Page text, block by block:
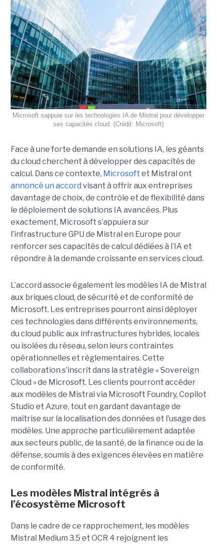
Microsoft sappuie sur les technologies IA de Mistral pour développer
ses capacités cloud. (Crédit: Microsoft)
Face à une forte demande en solutions IA, les géants
du cloud cherchent à développer des capacités de
calcul. Dans ce contexte, Microsoft et Mistral ont
annoncé un accord visant à offrir aux entreprises
davantage de choix, de contrôle et de flexibilité dans
le déploiement de solutions IA avancées. Plus
exactement, Microsoft s’appuiera sur
l’infrastructure GPU de Mistral en Europe pour
renforcer ses capacités de calcul dédiées à l’IA et
répondre à la demande croissante en services cloud.
L’accord associe également les modèles IA de Mistral
aux briques cloud, de sécurité et de conformité de
Microsoft. Les entreprises pourront ainsi déployer
ces technologies dans différents environnements,
du cloud public aux infrastructures hybrides, locales
ou isolées du réseau, selon leurs contraintes
opérationnelles et réglementaires. Cette
collaboration s’inscrit dans la stratégie « Sovereign
Cloud » de Microsoft. Les clients pourront accéder
aux modèles de Mistral via Microsoft Foundry, Copilot
Studio et Azure, tout en gardant davantage de
maîtrise sur la localisation des données et l’usage des
modèles. Une approche particulièrement adaptée
aux secteurs public, de la santé, de la finance ou de la
défense, soumis à des exigences élevées en matière
de conformité.
Les modèles Mistral intégrés à
l’écosystème Microsoft
Dans le cadre de ce rapprochement, les modèles
Mistral Medium 3.5 et OCR 4 rejoignent les